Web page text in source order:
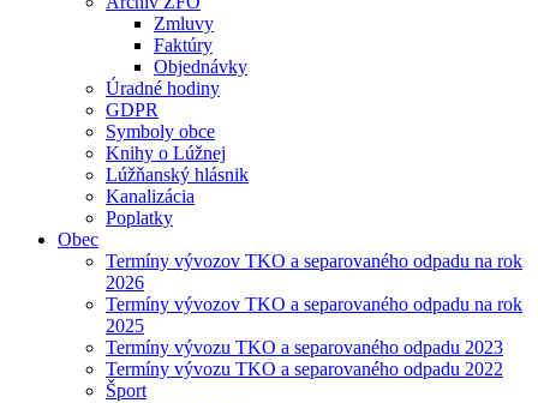
Zmluvy
Faktúry
Objednávky
Úradné hodiny
GDPR
Symboly obce
Knihy o Lúžnej
Lúžňanský hlásnik
Kanalizácia
Poplatky
Obec
Termíny vývozov TKO a separovaného odpadu na rok
2026
Termíny vývozov TKO a separovaného odpadu na rok
2025
Termíny vývozu TKO a separovaného odpadu 2023
Termíny vývozu TKO a separovaného odpadu 2022
Šport